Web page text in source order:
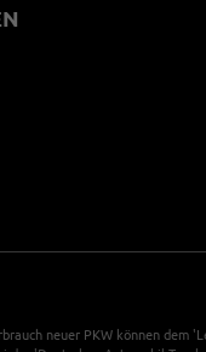
neuer PKW können